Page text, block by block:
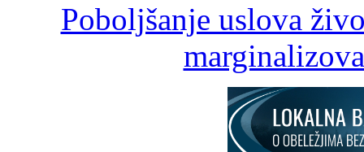
Poboljšanje uslova